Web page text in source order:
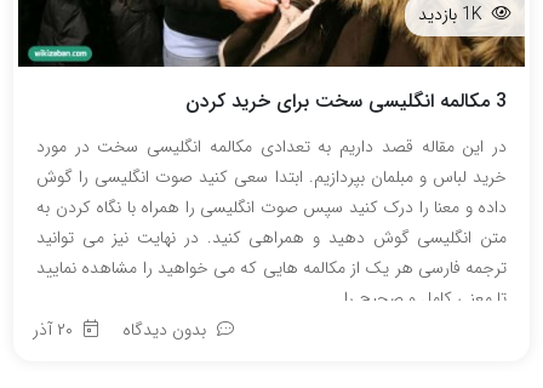
1K بازدید
3 مکالمه انگلیسی سخت برای خرید کردن
در این مقاله قصد داریم به تعدادی مکالمه انگلیسی سخت در مورد
خرید لباس و مبلمان بپردازیم. ابتدا سعی کنید صوت انگلیسی را گوش
داده و معنا را درک کنید سپس صوت انگلیسی را همراه با نگاه کردن به
متن انگلیسی گوش دهید و همراهی کنید. در نهایت نیز می توانید
ترجمه فارسی هر یک از مکالمه هایی که می خواهید را مشاهده نمایید
تا معنی کامل و صحیح را…
بدون دیدگاه
۲۰ آذر